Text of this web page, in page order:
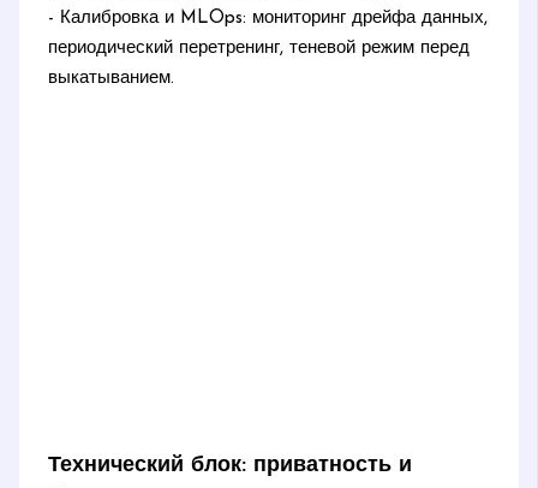
- Калибровка и MLOps: мониторинг дрейфа данных,
периодический перетренинг, теневой режим перед
выкатыванием.
Технический блок: приватность и